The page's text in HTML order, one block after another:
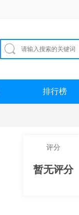
排行榜
评分
暂无评分